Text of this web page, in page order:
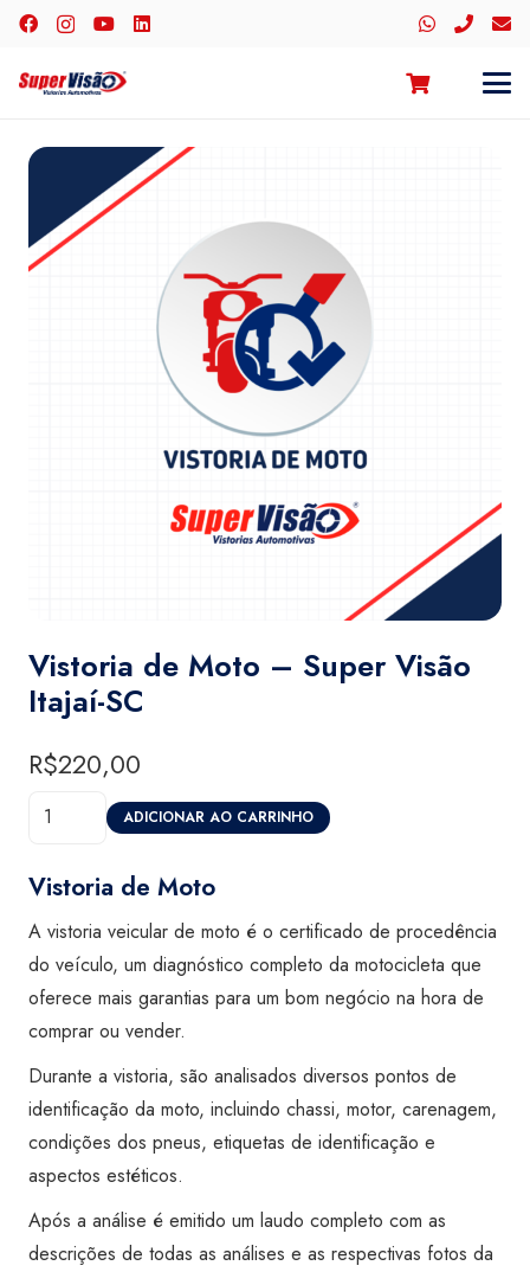
Vistoria de Moto – Super Visão
Itajaí-SC
R$220,00
Vistoria
Moto
Super
Visão
Itajaí-
SC
quantidade
ADICIONAR AO CARRINHO
Vistoria de Moto
A vistoria veicular de moto é o certificado de procedência
do veículo, um diagnóstico completo da motocicleta que
oferece mais garantias para um bom negócio na hora de
comprar ou vender.
Durante a vistoria, são analisados diversos pontos de
identificação da moto, incluindo chassi, motor, carenagem,
condições dos pneus, etiquetas de identificação e
aspectos estéticos.
Após a análise é emitido um laudo completo com as
descrições de todas as análises e as respectivas fotos da